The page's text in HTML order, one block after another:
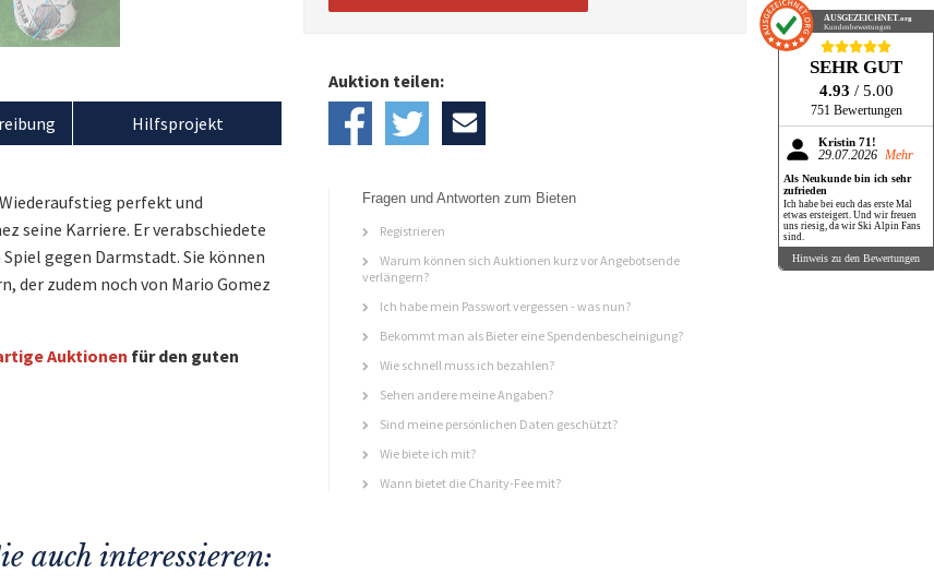
perfekt und
seine Karriere. Er verabschiedete
gegen Darmstadt. Sie können
der zudem noch von Mario Gomez
Auktionen für den guten
Hilfsprojekt
Auktion teilen:
Fragen und Antworten zum Bieten
Registrieren
Warum können sich Auktionen kurz vor Angebotsende
verlängern?
Ich habe mein Passwort vergessen - was nun?
Bekommt man als Bieter eine Spendenbescheinigung?
Wie schnell muss ich bezahlen?
Sehen andere meine Angaben?
Sind meine persönlichen Daten geschützt?
Wie biete ich mit?
Wann bietet die Charity-Fee mit?
auch interessieren:
AUSGEZEICHNET .org
Kundenbewertungen
SEHR GUT
4.93 / 5.00
751 Bewertungen
Kristin 71!
29.07.2026 Mehr
Als Neukunde bin ich sehr
zufrieden
Ich habe bei euch das erste Mal
etwas ersteigert. Und wir freuen
uns riesig, da wir Ski Alpin Fans
sind.
Hinweis zu den Bewertungen